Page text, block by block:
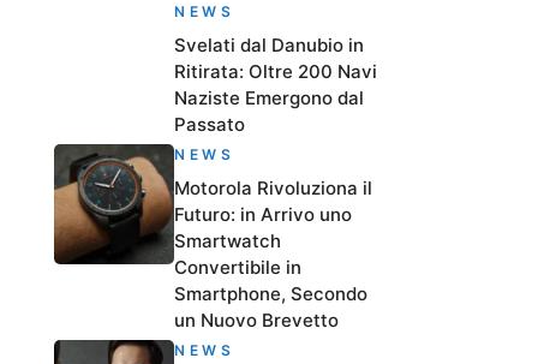
NEWS
Svelati dal Danubio in
Ritirata: Oltre 200 Navi
Naziste Emergono dal
Passato
NEWS
Motorola Rivoluziona il
Futuro: in Arrivo uno
Smartwatch
Convertibile in
Smartphone, Secondo
un Nuovo Brevetto
NEWS